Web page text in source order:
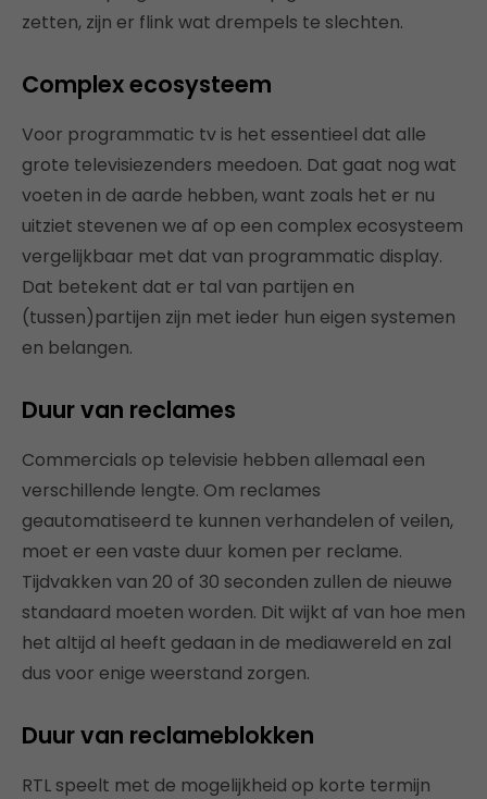
zetten, zijn er flink wat drempels te slechten.
Complex ecosysteem
Voor programmatic tv is het essentieel dat alle
grote televisiezenders meedoen. Dat gaat nog wat
voeten in de aarde hebben, want zoals het er nu
uitziet stevenen we af op een complex ecosysteem
vergelijkbaar met dat van programmatic display.
Dat betekent dat er tal van partijen en
(tussen)partijen zijn met ieder hun eigen systemen
en belangen.
Duur van reclames
Commercials op televisie hebben allemaal een
verschillende lengte. Om reclames
geautomatiseerd te kunnen verhandelen of veilen,
moet er een vaste duur komen per reclame.
Tijdvakken van 20 of 30 seconden zullen de nieuwe
standaard moeten worden. Dit wijkt af van hoe men
het altijd al heeft gedaan in de mediawereld en zal
dus voor enige weerstand zorgen.
Duur van reclameblokken
RTL speelt met de mogelijkheid op korte termijn